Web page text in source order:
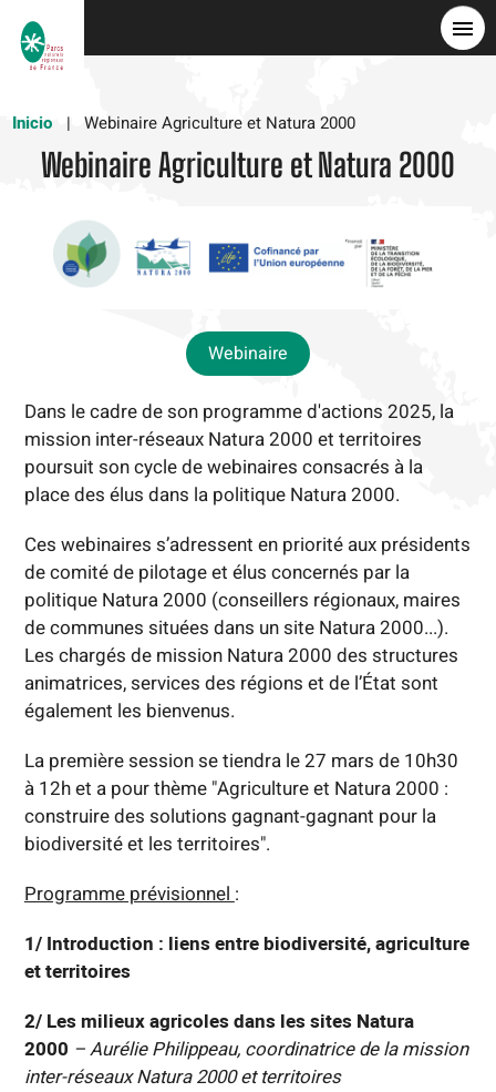
Inicio
Webinaire Agriculture et Natura 2000
Webinaire Agriculture et Natura 2000
Webinaire
Dans le cadre de son programme d'actions 2025, la
mission inter-réseaux Natura 2000 et territoires
poursuit son cycle de webinaires consacrés à la
place des élus dans la politique Natura 2000.
Ces webinaires s’adressent en priorité aux présidents
de comité de pilotage et élus concernés par la
politique Natura 2000 (conseillers régionaux, maires
de communes situées dans un site Natura 2000...).
Les chargés de mission Natura 2000 des structures
animatrices, services des régions et de l’État sont
également les bienvenus.
La première session se tiendra le 27 mars de 10h30
à 12h et a pour thème "Agriculture et Natura 2000 :
construire des solutions gagnant-gagnant pour la
biodiversité et les territoires".
Programme prévisionnel :
1/ Introduction : liens entre biodiversité, agriculture
et territoires
2/ Les milieux agricoles dans les sites Natura
2000 – Aurélie Philippeau, coordinatrice de la mission
inter-réseaux Natura 2000 et territoires